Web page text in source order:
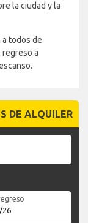
la ciudad y la
todos de
regreso a
DE ALQUILER